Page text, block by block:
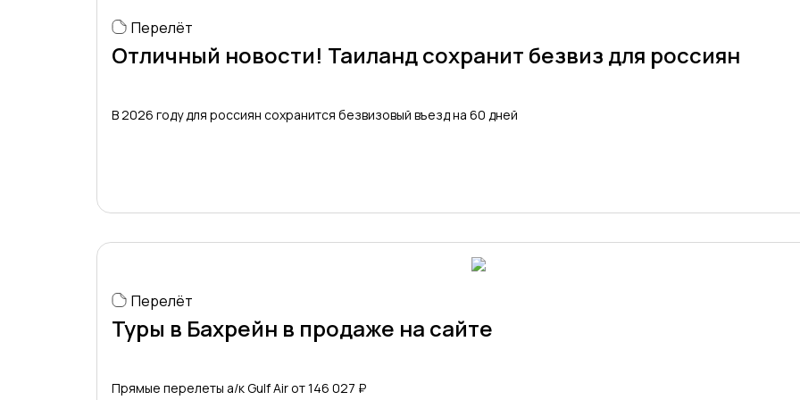
Перелёт
Отличный новости! Таиланд сохранит безвиз для россиян
В 2026 году для россиян сохранится безвизовый въезд на 60 дней
Перелёт
Туры в Бахрейн в продаже на сайте
Прямые перелеты а/к Gulf Air от 146 027 ₽